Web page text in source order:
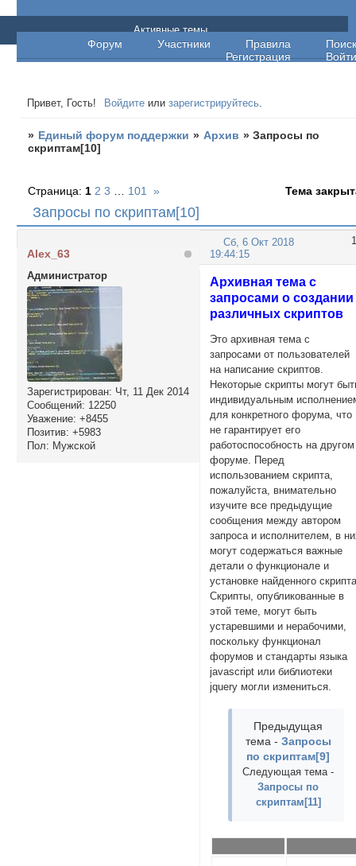
Единый форум поддержки
Форум Участники Правила
Поиск
Регистрация
Войти
Активные темы
Привет, Гость! Войдите илизарегистрируйтесь.
» Единый форум поддержки » Архив »Запросы по
скриптам[10]
Запросы по скриптам[10]
Страница: 1 2 3 101 » Тема
1
Сб, 6 Окт 2018
19:44:15
Alex_63
Администратор
Зарегистрирован: Чт, 11 Дек 2014
Сообщений: 12250
Уважение: +8455
Позитив: +5983
Пол: Мужской
Архивная тема с
запросами о создании
различных скриптов
Это архивная тема с
запросами от пользователей
на написание скриптов.
Некоторые скрипты могут
индивидуальным
для конкретного форума, что
не гарантирует его
работоспособность на другом
форуме. Перед
использованием скрипта,
пожалуйста, внимательно
изучите все предыдущие
сообщения между автором
запроса и исполнителем, в
могут содержаться важные
детали о функционале и
установке найденного
Скрипты, опубликованные в
этой теме, могут быть
устаревшими и нерабочими,
поскольку функционал
форумов и стандарты языка
javascript или библиотеки
jquery могли измениться.
Предыдущая
тема - Запросы
по скриптам[9]
Следующая тема -
Запросы по
скриптам[11]